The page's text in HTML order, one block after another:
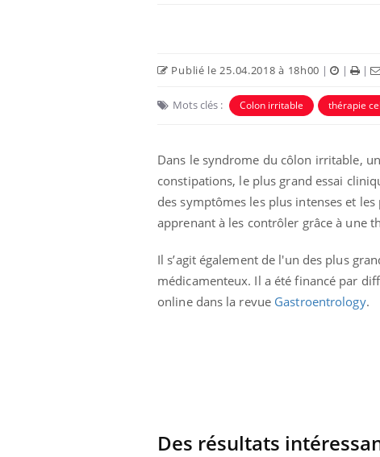
Publié le 25.04.2018 à 18h00 | | |
Mots clés : Colon irritable thérapie
Dans le syndrome du côlon irritable,
constipations, le plus grand essai
des symptômes les plus intenses et
apprenant à les contrôler grâce à une
Il s’agit également de l'un des plus
médicamenteux. Il a été financé par
online dans la revue Gastroentrology.
Des résultats
Eczéma Chronique des Mains :
expliquer ma maladieYoutube
Il y a des sujets qui sont faciles à aborder...
d'autres non ! D'un côté, poser des
questions sur la maladie d'un proche c'est
Youtube
même